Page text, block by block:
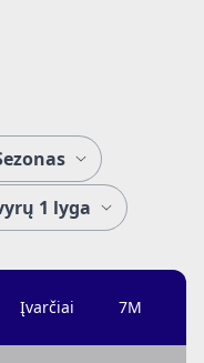
Įvarčiai 7M